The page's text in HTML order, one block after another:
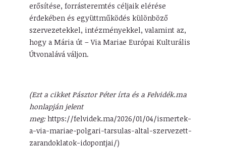
erősítése, forrásteremtés céljaik elérése
érdekében és együttműködés különböző
szervezetekkel, intézményekkel, valamint az,
hogy a Mária út – Via Mariae Európai Kulturális
Útvonalává váljon.
(Ezt a cikket Pásztor Péter írta és a Felvidék.ma
honlapján jelent
meg:https://felvidek.ma/2026/01/04/ismertek-
a-via-mariae-polgari-tarsulas-altal-szervezett-
zarandoklatok-idopontjai/)